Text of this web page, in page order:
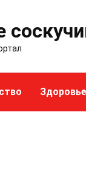
Здоровье